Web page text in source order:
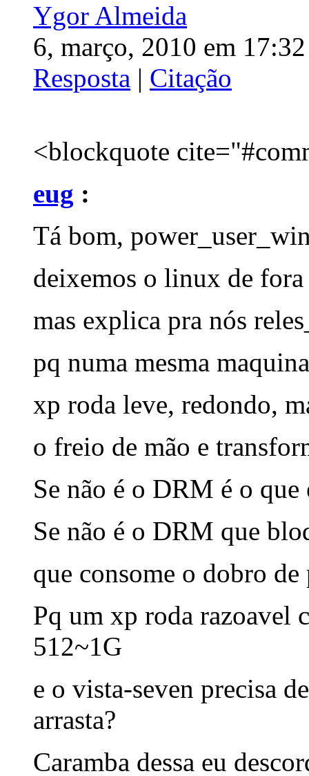
Ygor Almeida
6, março, 2010 em
Resposta | Citação
<blockquote
eug :
Tá bom,
deixemos o linux de fora
mas explica pra nós
pq numa mesma
xp roda leve, redondo,
o freio de mão e
Se não é o DRM é o que
Se não é o DRM que
que consome o dobro de
Pq um xp roda razoavel
512~1G
e o vista-seven precisa
arrasta?
Caramba dessa eu